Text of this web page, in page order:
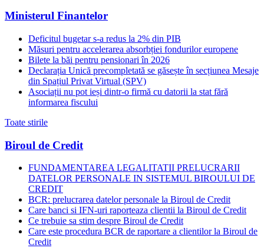
Ministerul Finantelor
Deficitul bugetar s-a redus la 2% din PIB
Măsuri pentru accelerarea absorbției fondurilor europene
Bilete la băi pentru pensionari în 2026
Declarația Unică precompletată se găsește în secțiunea Mesaje
din Spațiul Privat Virtual (SPV)
Asociații nu pot ieși dintr-o firmă cu datorii la stat fără
informarea fiscului
Toate stirile
Biroul de Credit
FUNDAMENTAREA LEGALITATII PRELUCRARII
DATELOR PERSONALE IN SISTEMUL BIROULUI DE
CREDIT
BCR: prelucrarea datelor personale la Biroul de Credit
Care banci si IFN-uri raporteaza clientii la Biroul de Credit
Ce trebuie sa stim despre Biroul de Credit
Care este procedura BCR de raportare a clientilor la Biroul de
Credit